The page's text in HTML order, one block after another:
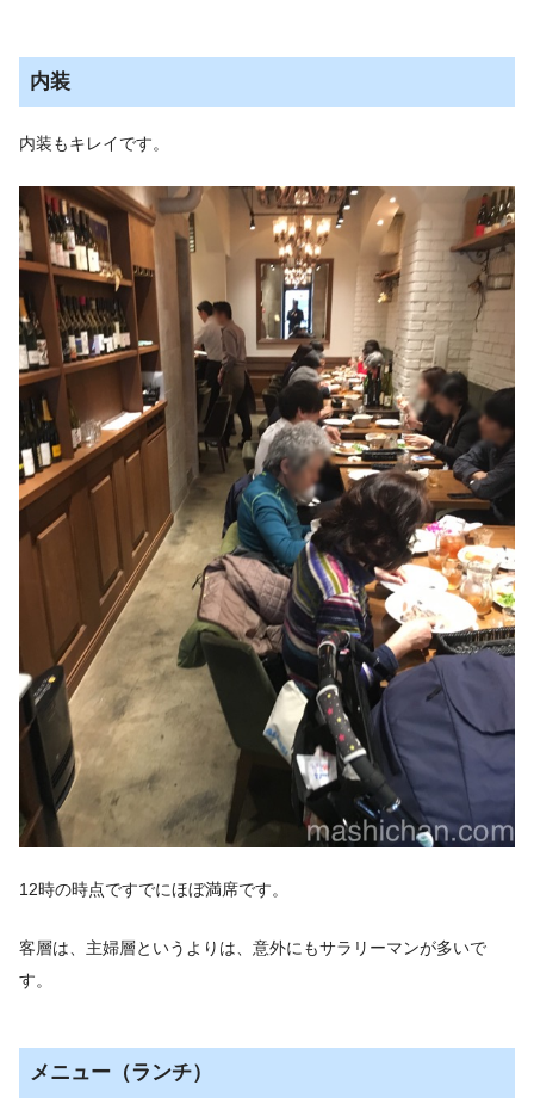
内装
内装もキレイです。
12時の時点ですでにほぼ満席です。
客層は、主婦層というよりは、意外にもサラリーマンが多いで
す。
メニュー（ランチ）